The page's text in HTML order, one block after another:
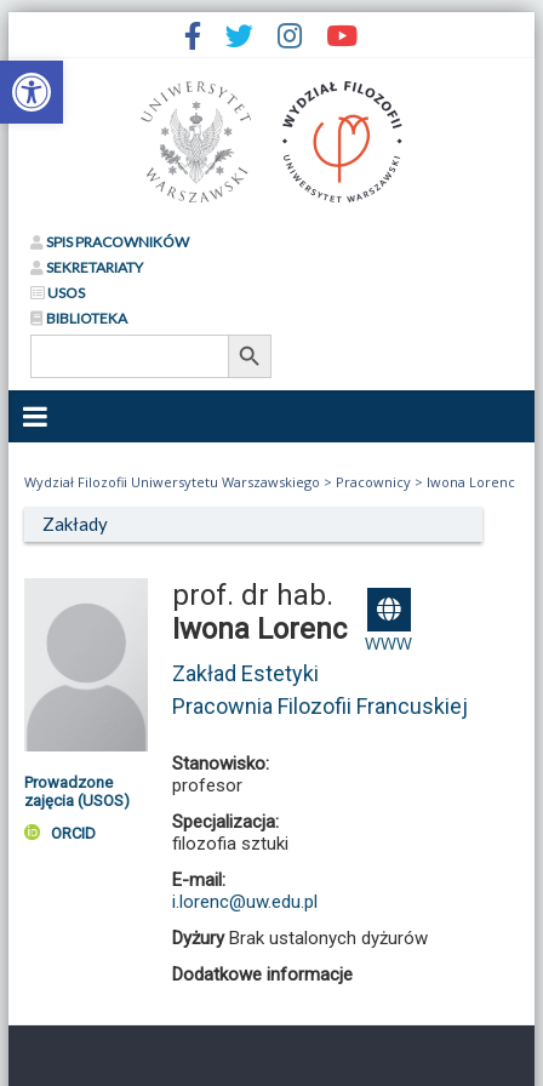
Otwórz pasek narzędzi
SPIS PRACOWNIKÓW
SEKRETARIATY
USOS
BIBLIOTEKA
Search
Search Button
Wydział Filozofii Uniwersytetu Warszawskiego > Pracownicy> Iwona Lorenc
Zakłady
Prowadzone
zajęcia (USOS)
ORCID
prof. dr hab.
Iwona Lorenc
WWW
Zakład Estetyki
Pracownia Filozofii Francuskiej
Stanowisko:
profesor
Specjalizacja:
filozofia sztuki
E-mail:
i.lorenc@uw.edu.pl
Dyżury Brak ustalonych dyżurów
Dodatkowe informacje